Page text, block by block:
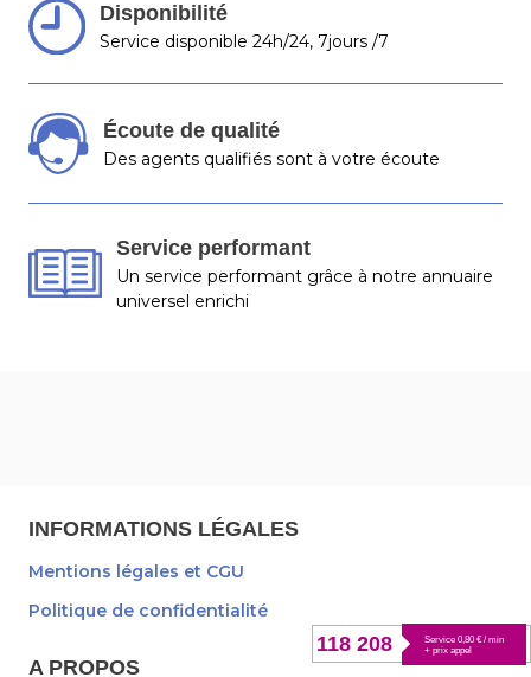
118 208
Service 0,80 € / min
+ prix appel
Disponibilité
Service disponible 24h/24, 7jours /7
Écoute de qualité
Des agents qualifiés sont à votre écoute
Service performant
Un service performant grâce à notre annuaire
universel enrichi
INFORMATIONS LÉGALES
Mentions légales et CGU
Politique de confidentialité
A PROPOS